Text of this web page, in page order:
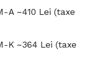
A ~410 Lei (taxe
K ~364 Lei (taxe